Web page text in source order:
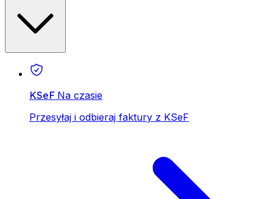
KSeF Na czasie
Przesyłaj i odbieraj faktury z KSeF